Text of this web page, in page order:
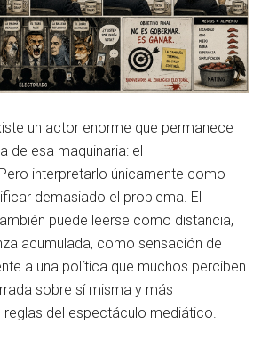
un actor enorme que permanece
de esa maquinaria: el
interpretarlo únicamente como
demasiado el problema. El
puede leerse como distancia,
acumulada, como sensación de
a una política que muchos perciben
sobre sí misma y más
reglas del espectáculo mediático.